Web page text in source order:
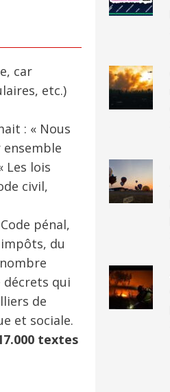
car
etc.)
: « Nous
Les lois
civil,
pénal,
impôts, du
décrets qui
de
et sociale.
textes